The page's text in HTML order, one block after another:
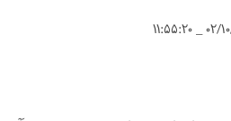
02/10/03